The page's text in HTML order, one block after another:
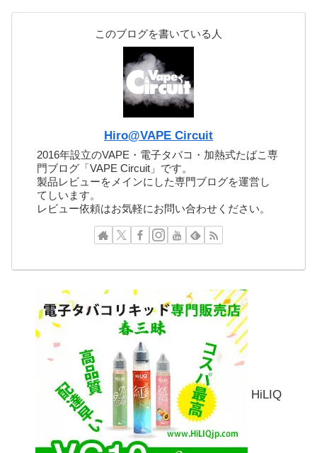
このブログを書いている人
Hiro@VAPE Circuit
2016年設立のVAPE・電子タバコ・加熱式たばこ専
門ブログ「VAPE Circuit」です。
製品レビューをメインにした専門ブログを運営し
てしいます。
レビュー依頼はお気軽にお問い合わせください。
HiLIQ